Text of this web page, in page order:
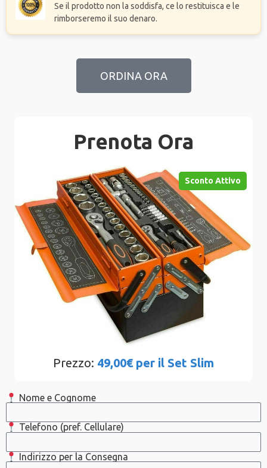
Se il prodotto non la soddisfa, ce lo restituisca e le
rimborseremo il suo denaro.
ORDINA ORA
Prenota Ora
Sconto Attivo
Prezzo: 49,00€ per il Set Slim
Nome e Cognome
Telefono (pref. Cellulare)
Indirizzo per la Consegna